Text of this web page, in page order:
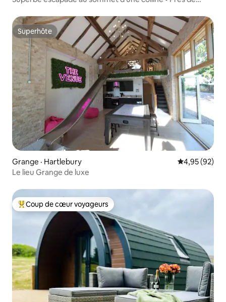
Superhôte
Superhôte
Grange · Hartlebury Note
4,95 (92)
Le lieu Grange de luxe
Coup de cœur voyageurs parmi les plus aimés
Coup de cœur voyageurs